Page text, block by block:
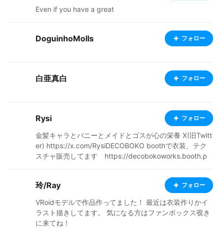
se do give it a look! ❤ https://kumicho877.booth.pm/
Even if you have a great
DoguinhoMolls フォロー
白亜真白 フォロー
Rysi フォロー
金髪キャラとバニーとメイドとゴスが心の栄養 X(旧Twitt
er) https://x.com/RysiDECOBOKO boothで衣装、テク
スチャ販売してます https://decobokoworks.booth.p
玲/Ray フォロー
VRoidモデルで作品作ってました！ 最近は衣装作りかイ
ラスト描きしてます。 気になる方はファンボックス覗き
に来てね！